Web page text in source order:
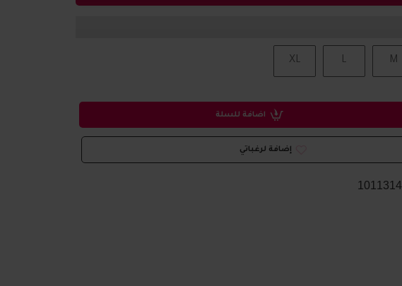
1011314
M
L
XL
اضافة للسلة
إضافة لرغباتي